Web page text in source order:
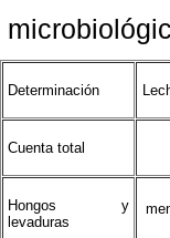
Determinación
Cuenta total
Hongos y
levaduras